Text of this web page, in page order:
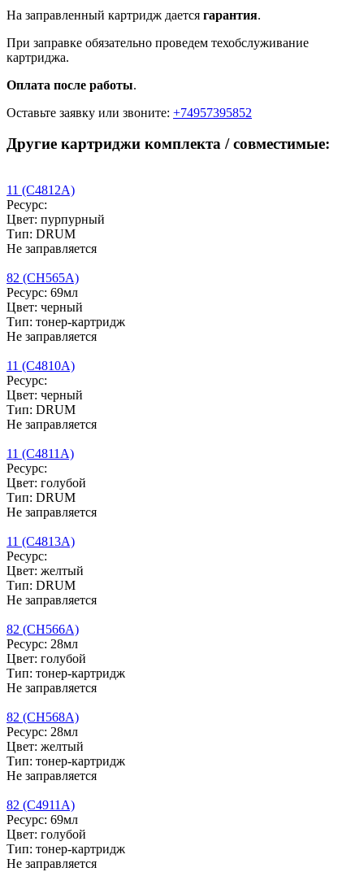
На заправленный картридж дается гарантия.
При заправке обязательно проведем техобслуживание
картриджа.
Оплата после работы.
Оставьте заявку или звоните: +74957395852
Другие картриджи комплекта / совместимые:
11 (C4812A)
Ресурс:
Цвет: пурпурный
Тип: DRUM
Не заправляется
82 (CH565A)
Ресурс: 69мл
Цвет: черный
Тип: тонер-картридж
Не заправляется
11 (C4810A)
Ресурс:
Цвет: черный
Тип: DRUM
Не заправляется
11 (C4811A)
Ресурс:
Цвет: голубой
Тип: DRUM
Не заправляется
11 (C4813A)
Ресурс:
Цвет: желтый
Тип: DRUM
Не заправляется
82 (CH566A)
Ресурс: 28мл
Цвет: голубой
Тип: тонер-картридж
Не заправляется
82 (CH568A)
Ресурс: 28мл
Цвет: желтый
Тип: тонер-картридж
Не заправляется
82 (C4911A)
Ресурс: 69мл
Цвет: голубой
Тип: тонер-картридж
Не заправляется